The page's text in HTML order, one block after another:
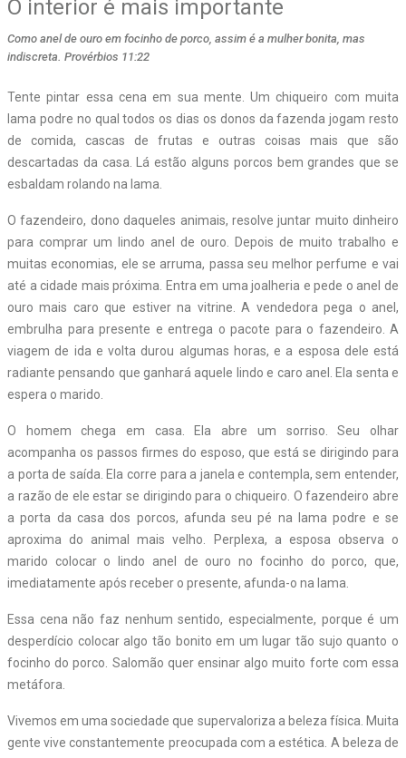
O interior é mais importante
Como anel de ouro em focinho de porco, assim é a mulher bonita, mas
indiscreta. Provérbios 11:22
Tente pintar essa cena em sua mente. Um chiqueiro com muita
lama podre no qual todos os dias os donos da fazenda jogam resto
de comida, cascas de frutas e outras coisas mais que são
descartadas da casa. Lá estão alguns porcos bem grandes que se
esbaldam rolando na lama.
O fazendeiro, dono daqueles animais, resolve juntar muito dinheiro
para comprar um lindo anel de ouro. Depois de muito trabalho e
muitas economias, ele se arruma, passa seu melhor perfume e vai
até a cidade mais próxima. Entra em uma joalheria e pede o anel de
ouro mais caro que estiver na vitrine. A vendedora pega o anel,
embrulha para presente e entrega o pacote para o fazendeiro. A
viagem de ida e volta durou algumas horas, e a esposa dele está
radiante pensando que ganhará aquele lindo e caro anel. Ela senta e
espera o marido.
O homem chega em casa. Ela abre um sorriso. Seu olhar
acompanha os passos firmes do esposo, que está se dirigindo para
a porta de saída. Ela corre para a janela e contempla, sem entender,
a razão de ele estar se dirigindo para o chiqueiro. O fazendeiro abre
a porta da casa dos porcos, afunda seu pé na lama podre e se
aproxima do animal mais velho. Perplexa, a esposa observa o
marido colocar o lindo anel de ouro no focinho do porco, que,
imediatamente após receber o presente, afunda-o na lama.
Essa cena não faz nenhum sentido, especialmente, porque é um
desperdício colocar algo tão bonito em um lugar tão sujo quanto o
focinho do porco. Salomão quer ensinar algo muito forte com essa
metáfora.
Vivemos em uma sociedade que supervaloriza a beleza física. Muita
gente vive constantemente preocupada com a estética. A beleza de